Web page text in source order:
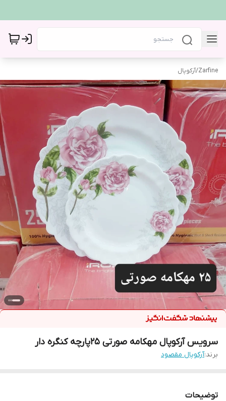
Zarfine
/آرکوپال
سرویس آرکوپال مهکامه صورتی 25پارچه کنگره دار
برند:آرکوپال مقصود
توضیحات